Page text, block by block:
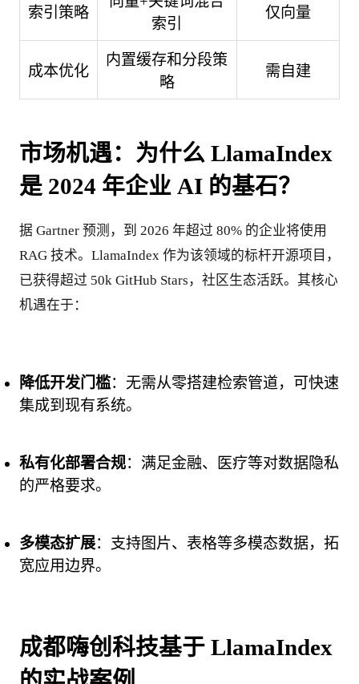
索引策略
索引
仅向量
成本优化
内置缓存和分段策
略
需自建
市场机遇：为什么 LlamaIndex
是 2024 年企业 AI 的基石？
据 Gartner 预测，到 2026 年超过 80% 的企业将使用
RAG 技术。LlamaIndex 作为该领域的标杆开源项目，
已获得超过 50k GitHub Stars，社区生态活跃。其核心
机遇在于：
降低开发门槛：无需从零搭建检索管道，可快速
集成到现有系统。
私有化部署合规：满足金融、医疗等对数据隐私
的严格要求。
多模态扩展：支持图片、表格等多模态数据，拓
宽应用边界。
成都嗨创科技基于 LlamaIndex